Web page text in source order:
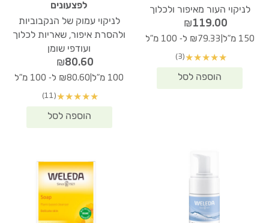
לניקוי העור מאיפור ולכלוך
₪119.00
150 מ"ל ₪79.33 ל- 100 מ"ל
★
★
★
★
★
(3)
לפצעונים
לניקוי עמוק של הנקבוביות
ולהסרת איפור, שאריות לכלוך
ועודפי שומן
₪80.60
100 מ"ל ₪80.60 ל- 100 מ"ל
★
★
★
★
★
(11)